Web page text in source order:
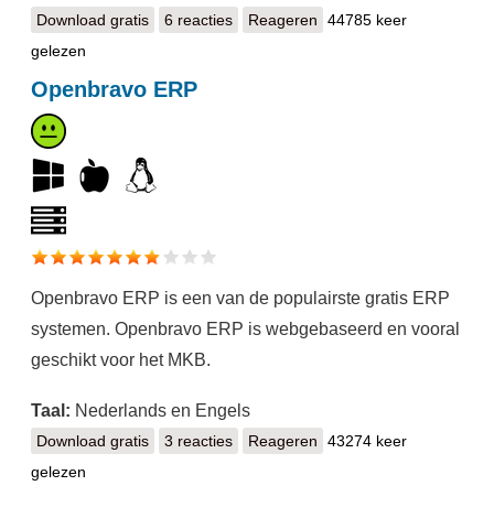
Download gratisGanttProject
6 reacties Reageren
44785 keer
gelezen
Openbravo ERP
Openbravo ERP is een van de populairste gratis ERP
systemen. Openbravo ERP is webgebaseerd en vooral
geschikt voor het MKB.
Taal: Nederlands en Engels
Download gratisOpenbravo ERP
3 reacties Reageren
43274 keer
gelezen